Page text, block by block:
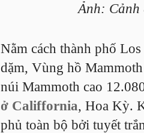
Ảnh:
Nằm cách thành phố
dặm, Vùng hồ
núi Mammoth cao
ở Califfornia, Hoa Kỳ.
phủ toàn bộ bởi tuyết